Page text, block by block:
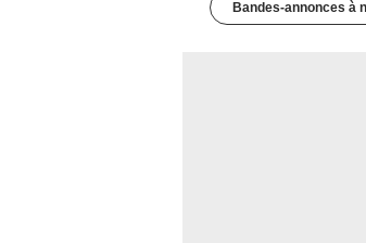
Bandes-annonces à